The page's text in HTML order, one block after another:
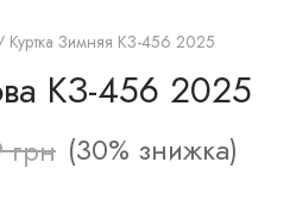
Куртка Зимняя КЗ-456 2025
КЗ-456 2025
грн (30% знижка)